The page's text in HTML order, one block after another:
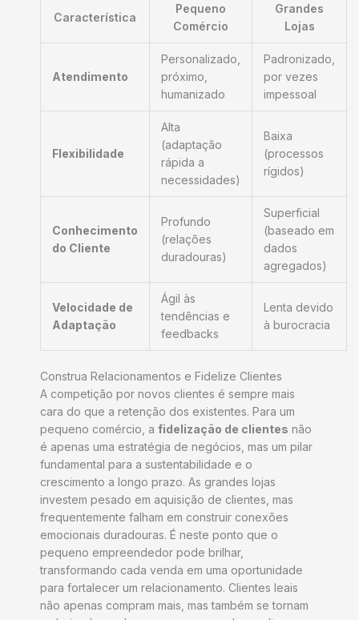
Característica
Pequeno
Comércio
Grandes
Lojas
Atendimento
Personalizado,
próximo,
humanizado
Padronizado,
por vezes
impessoal
Flexibilidade
Alta
(adaptação
rápida a
necessidades)
Baixa
(processos
rígidos)
Conhecimento
do Cliente
Profundo
(relações
duradouras)
Superficial
(baseado em
dados
agregados)
Velocidade de
Adaptação
Ágil às
tendências e
feedbacks
Lenta devido
à burocracia
Construa Relacionamentos e Fidelize Clientes
A competição por novos clientes é sempre mais
cara do que a retenção dos existentes. Para um
pequeno comércio, a fidelização de clientes não
é apenas uma estratégia de negócios, mas um pilar
fundamental para a sustentabilidade e o
crescimento a longo prazo. As grandes lojas
investem pesado em aquisição de clientes, mas
frequentemente falham em construir conexões
emocionais duradouras. É neste ponto que o
pequeno empreendedor pode brilhar,
transformando cada venda em uma oportunidade
para fortalecer um relacionamento. Clientes leais
não apenas compram mais, mas também se tornam